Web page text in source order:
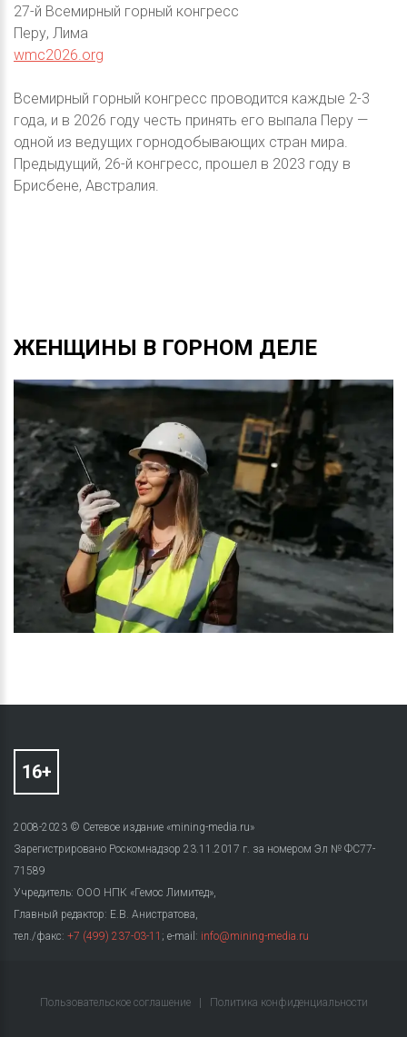
27-й Всемирный горный конгресс
Перу, Лима
wmc2026.org
Всемирный горный конгресс проводится каждые 2-3
года, и в 2026 году честь принять его выпала Перу —
одной из ведущих горнодобывающих стран мира.
Предыдущий, 26-й конгресс, прошел в 2023 году в
Брисбене, Австралия.
ЖЕНЩИНЫ В ГОРНОМ ДЕЛЕ
2008-2023 © Сетевое издание «mining-media.ru»
Зарегистрировано Роскомнадзор 23.11.2017 г. за номером Эл № ФС77-
71589
Учредитель: ООО НПК «Гемос Лимитед»,
Главный редактор: Е.В. Анистратова,
тел./факс: +7 (499) 237-03-11 ; e-mail: info@mining-media.ru
Пользовательское соглашение Политика конфиденциальности